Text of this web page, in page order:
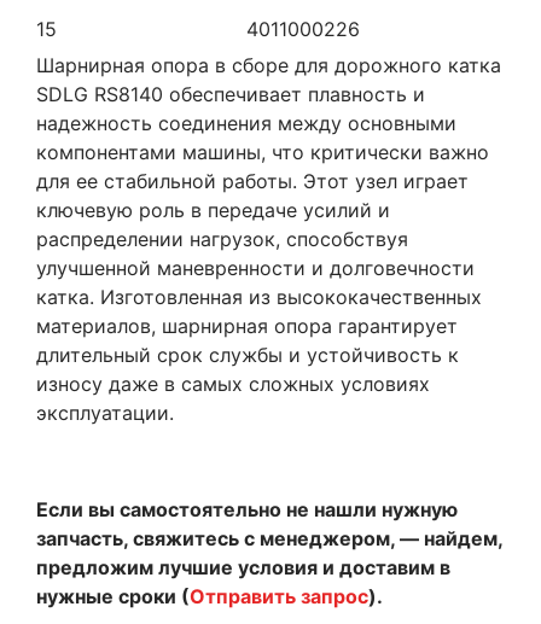
15
4011000226
Шарнирная опора в сборе для дорожного катка
SDLG RS8140 обеспечивает плавность и
надежность соединения между основными
компонентами машины, что критически важно
для ее стабильной работы. Этот узел играет
ключевую роль в передаче усилий и
распределении нагрузок, способствуя
улучшенной маневренности и долговечности
катка. Изготовленная из высококачественных
материалов, шарнирная опора гарантирует
длительный срок службы и устойчивость к
износу даже в самых сложных условиях
эксплуатации.
Если вы самостоятельно не нашли нужную
запчасть, свяжитесь с менеджером, — найдем,
предложим лучшие условия и доставим в
нужные сроки (Отправить запрос).